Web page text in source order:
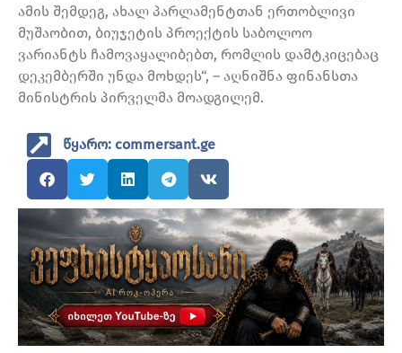
ამის შემდეგ, ახალ პარლამენტთან ერთობლივი
მუშაობით, ბიუჯეტის პროექტის საბოლოო
ვარიანტს ჩამოვაყალიბებთ, რომლის დამტკიცებაც
დეკემბერში უნდა მოხდეს“, – აღნიშნა ფინანსთა
მინისტრის პირველმა მოადგილემ.
წყარო: commersant.ge